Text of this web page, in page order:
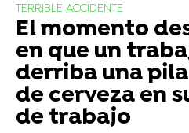
TERRIBLE ACCIDENTE
El momento
en que un
derriba una
de cerveza en
de trabajo